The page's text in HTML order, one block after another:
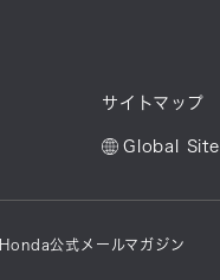
サイトマップ
Global Site
Honda公式メールマガジン